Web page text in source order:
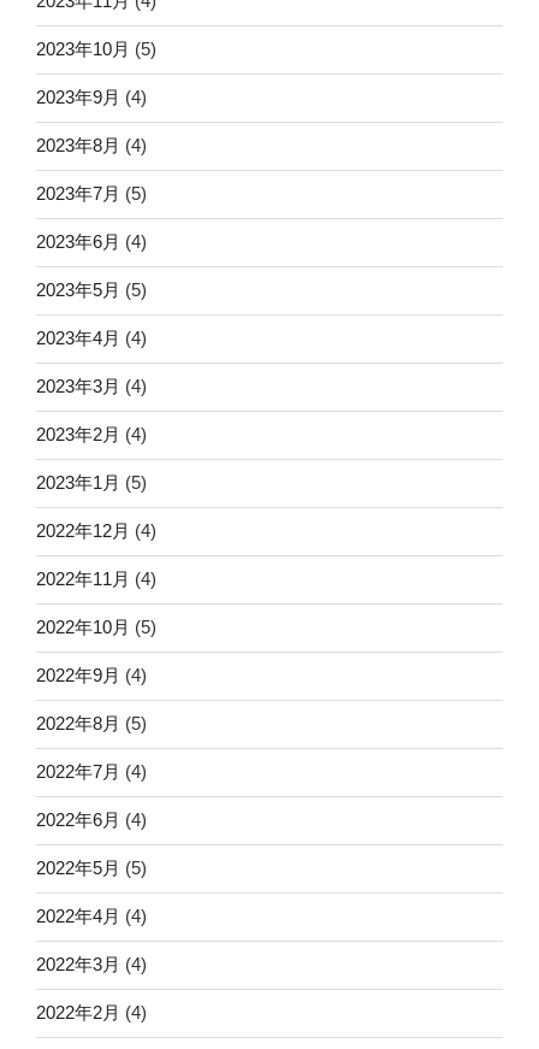
2023年10月 (5)
2023年9月 (4)
2023年8月 (4)
2023年7月 (5)
2023年6月 (4)
2023年5月 (5)
2023年4月 (4)
2023年3月 (4)
2023年2月 (4)
2023年1月 (5)
2022年12月 (4)
2022年11月 (4)
2022年10月 (5)
2022年9月 (4)
2022年8月 (5)
2022年7月 (4)
2022年6月 (4)
2022年5月 (5)
2022年4月 (4)
2022年3月 (4)
2022年2月 (4)